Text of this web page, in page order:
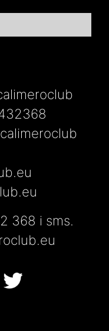
368 i sms.